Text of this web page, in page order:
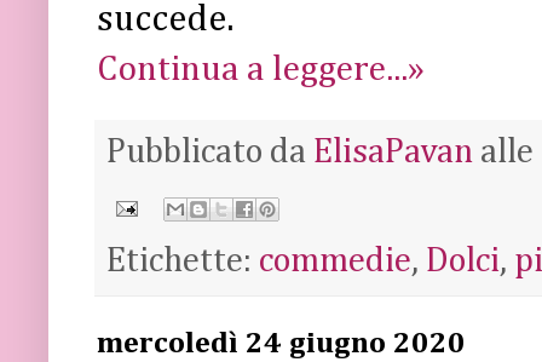
succede.
Continua a leggere...»
Pubblicato da ElisaPavan alle
Etichette: commedie, Dolci,
mercoledì 24 giugno 2020